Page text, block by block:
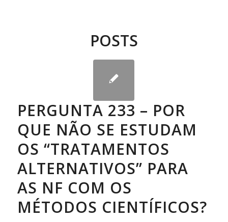
POSTS
PERGUNTA 233 – POR
QUE NÃO SE ESTUDAM
OS “TRATAMENTOS
ALTERNATIVOS” PARA
AS NF COM OS
MÉTODOS CIENTÍFICOS?